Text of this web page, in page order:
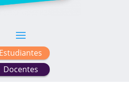
Estudiantes
Docentes